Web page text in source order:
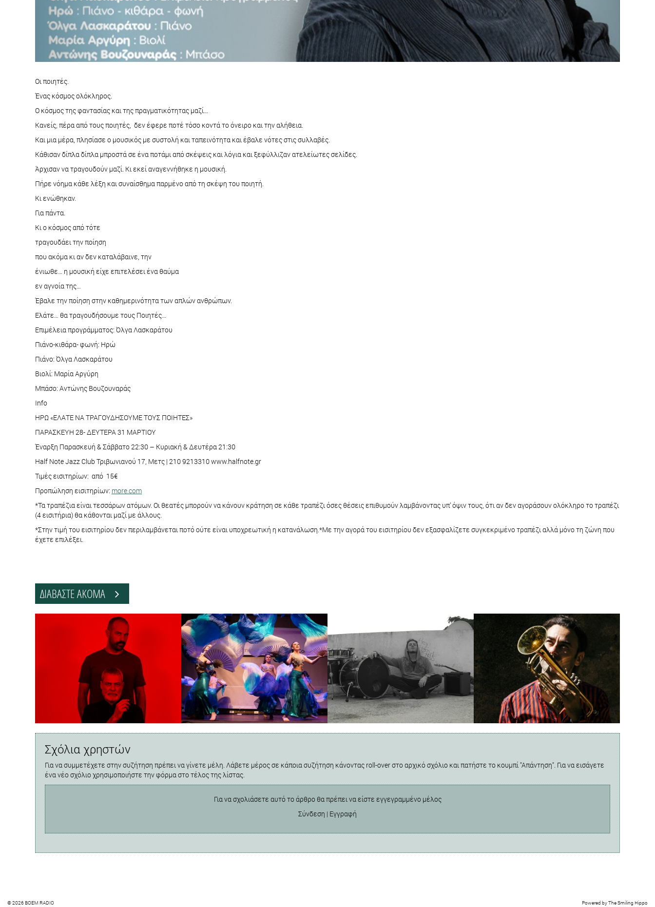
Οι ποιητές.
Ένας κόσμος ολόκληρος.
Ο κόσμος της φαντασίας και της πραγματικότητας μαζί…
Κανείς, πέρα από τους ποιητές, δεν έφερε ποτέ τόσο κοντά το όνειρο και την αλήθεια.
Και μια μέρα, πλησίασε ο μουσικός με συστολή και ταπεινότητα και έβαλε νότες στις συλλαβές.
Κάθισαν δίπλα δίπλα μπροστά σε ένα ποτάμι από σκέψεις και λόγια και ξεφύλλιζαν ατελείωτες σελίδες.
Άρχισαν να τραγουδούν μαζί. Κι εκεί αναγεννήθηκε η μουσική.
Πήρε νόημα κάθε λέξη και συναίσθημα παρμένο από τη σκέψη του ποιητή.
Κι ενώθηκαν.
Για πάντα.
Κι ο κόσμος από τότε
τραγουδάει την ποίηση
που ακόμα κι αν δεν καταλάβαινε, την
ένιωθε… η μουσική είχε επιτελέσει ένα θαύμα
εν αγνοία της…
Έβαλε την ποίηση στην καθημερινότητα των απλών ανθρώπων.
Ελάτε… θα τραγουδήσουμε τους Ποιητές…
Επιμέλεια προγράμματος: Όλγα Λασκαράτου
Πιάνο-κιθάρα- φωνή: Ηρώ
Πιάνο: Όλγα Λασκαράτου
Βιολί: Μαρία Αργύρη
Μπάσο: Αντώνης Βουζουναράς
Info
ΗΡΩ «ΕΛΑΤΕ ΝΑ ΤΡΑΓΟΥΔΗΣΟΥΜΕ ΤΟΥΣ ΠΟΙΗΤΕΣ»
ΠΑΡΑΣΚΕΥΗ 28- ΔΕΥΤΕΡΑ 31 ΜΑΡΤΙΟΥ
Έναρξη Παρασκευή & Σάββατο 22:30 – Κυριακή & Δευτέρα 21:30
Half Note Jazz Club Τριβωνιανού 17, Μετς | 210 9213310 www.halfnote.gr
Τιμές εισιτηρίων: από 15€
Προπώληση εισιτηρίων: more.com
*Τα τραπέζια είναι τεσσάρων ατόμων. Οι θεατές μπορούν να κάνουν κράτηση σε κάθε τραπέζι όσες θέσεις επιθυμούν λαμβάνοντας υπ’ όψιν τους, ότι αν δεν αγοράσουν ολόκληρο το τραπέζι
(4 εισιτήρια) θα κάθονται μαζί με άλλους.
*Στην τιμή του εισιτηρίου δεν περιλαμβάνεται ποτό ούτε είναι υποχρεωτική η κατανάλωση.*Με την αγορά του εισιτηρίου δεν εξασφαλίζετε συγκεκριμένο τραπέζι αλλά μόνο τη ζώνη που
έχετε επιλέξει.
ΔΙΑΒΑΣΤΕ ΑΚΟΜΑ
Σχόλια χρηστών
Για να συμμετέχετε στην συζήτηση πρέπει να γίνετε μέλη. Λάβετε μέρος σε κάποια συζήτηση κάνοντας roll-over στο αρχικό σχόλιο και πατήστε το κουμπί "Απάντηση". Για να εισάγετε
ένα νέο σχόλιο χρησιμοποιήστε την φόρμα στο τέλος της λίστας.
Για να σχολιάσετε αυτό το άρθρο θα πρέπει να είστε εγγεγραμμένο μέλος
Σύνδεση | Εγγραφή
© 2026 BOEM RADIO Powered byThe Smiling Hippo